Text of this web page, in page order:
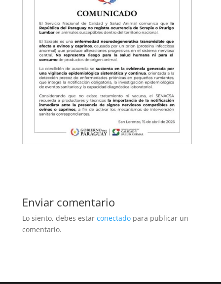
Enviar comentario
Lo siento, debes estar conectadopara publicar un
comentario.